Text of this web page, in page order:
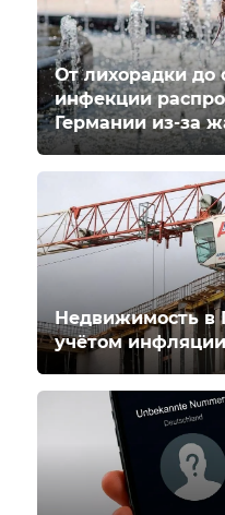
От лихорадки до
инфекции
Германии из-за
Недвижимость в
учётом